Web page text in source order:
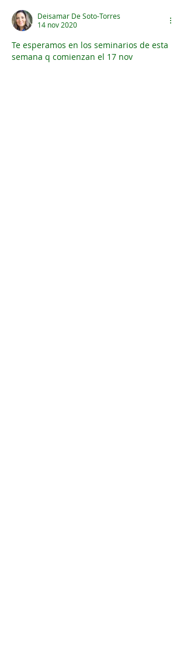
Deisamar De Soto-Torres
14 nov 2020
Te esperamos en los seminarios de esta
semana q comienzan el 17 nov